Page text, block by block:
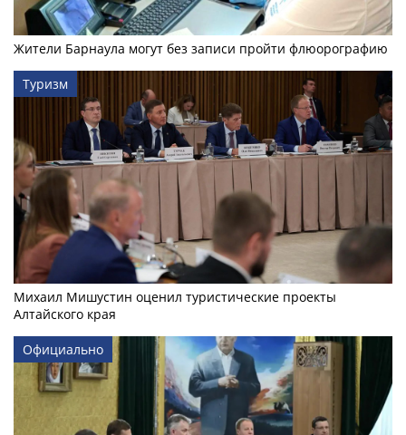
Жители Барнаула могут без записи пройти флюорографию
Туризм
Михаил Мишустин оценил туристические проекты
Алтайского края
Официально